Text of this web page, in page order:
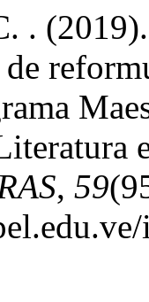
.
, 59